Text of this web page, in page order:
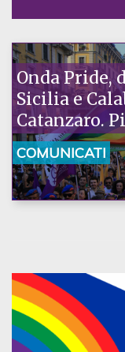
Onda Pride,
Sicilia e
Catanzaro.
la nostra
COMUNICATI